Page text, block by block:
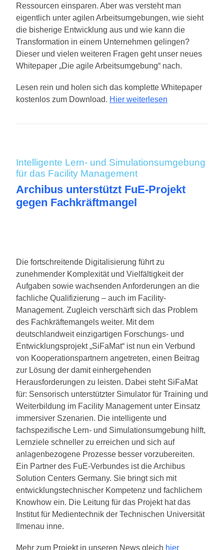
Ressourcen einsparen. Aber was versteht man
eigentlich unter agilen Arbeitsumgebungen, wie sieht
die bisherige Entwicklung aus und wie kann die
Transformation in einem Unternehmen gelingen?
Dieser und vielen weiteren Fragen geht unser neues
Whitepaper „Die agile Arbeitsumgebung“ nach.
Lesen rein und holen sich das komplette Whitepaper
kostenlos zum Download. Hier weiterlesen
Intelligente Lern- und Simulationsumgebung
für das Facility Management
Archibus unterstützt FuE-Projekt
gegen Fachkräftmangel
Die fortschreitende Digitalisierung führt zu
zunehmender Komplexität und Vielfältigkeit der
Aufgaben sowie wachsenden Anforderungen an die
fachliche Qualifizierung – auch im Facility-
Management. Zugleich verschärft sich das Problem
des Fachkräftemangels weiter. Mit dem
deutschlandweit einzigartigen Forschungs- und
Entwicklungsprojekt „SiFaMat“ ist nun ein Verbund
von Kooperationspartnern angetreten, einen Beitrag
zur Lösung der damit einhergehenden
Herausforderungen zu leisten. Dabei steht SiFaMat
für: Sensorisch unterstützter Simulator für Training und
Weiterbildung im Facility Management unter Einsatz
immersiver Szenarien. Die intelligente und
fachspezifische Lern- und Simulationsumgebung hilft,
Lernziele schneller zu erreichen und sich auf
anlagenbezogene Prozesse besser vorzubereiten.
Ein Partner des FuE-Verbundes ist die Archibus
Solution Centers Germany. Sie bringt sich mit
entwicklungstechnischer Kompetenz und fachlichem
Knowhow ein. Die Leitung für das Projekt hat das
Institut für Medientechnik der Technischen Universität
Ilmenau inne.
Mehr zum Projekt in unseren News gleich hier